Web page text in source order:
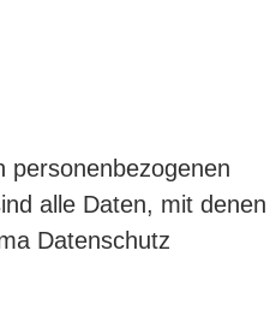
personenbezogenen
alle Daten, mit denen
Datenschutz